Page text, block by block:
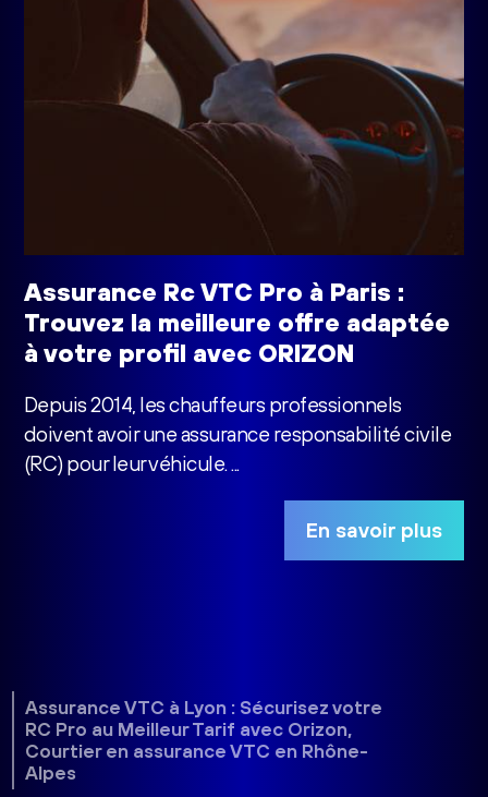
Assurance Rc VTC Pro à Paris :
Trouvez la meilleure offre adaptée
à votre profil avec ORIZON
Depuis 2014, les chauffeurs professionnels
doivent avoir une assurance responsabilité civile
(RC) pour leur véhicule. ...
En savoir plus
Assurance VTC à Lyon : Sécurisez votre
RC Pro au Meilleur Tarif avec Orizon,
Courtier en assurance VTC en Rhône-
Alpes